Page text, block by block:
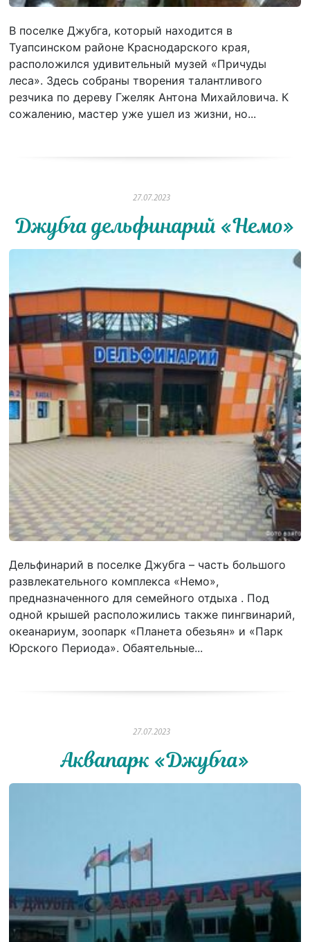
В поселке Джубга, который находится в
Туапсинском районе Краснодарского края,
расположился удивительный музей «Причуды
леса». Здесь собраны творения талантливого
резчика по дереву Гжеляк Антона Михайловича. К
сожалению, мастер уже ушел из жизни, но...
27.07.2023
Джубга дельфинарий «Немо»
Дельфинарий в поселке Джубга – часть большого
развлекательного комплекса «Немо»,
предназначенного для семейного отдыха . Под
одной крышей расположились также пингвинарий,
океанариум, зоопарк «Планета обезьян» и «Парк
Юрского Периода». Обаятельные...
27.07.2023
Аквапарк «Джубга»